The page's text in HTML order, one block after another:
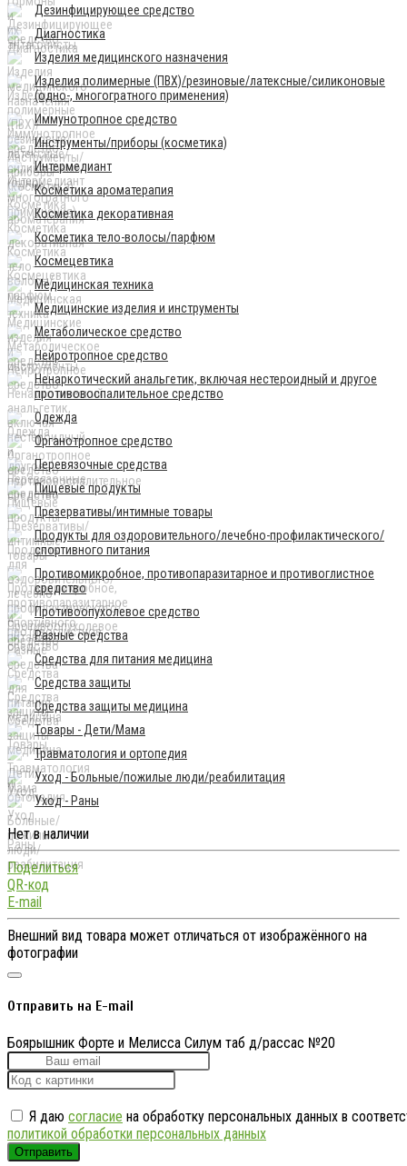
Дезинфицирующее средство
Диагностика
Изделия медицинского назначения
Изделия полимерные (ПВХ)/резиновые/латексные/силиконовые
(одно-, многогратного применения)
Иммунотропное средство
Инструменты/приборы (косметика)
Интермедиант
Косметика ароматерапия
Косметика декоративная
Косметика тело-волосы/парфюм
Космецевтика
Медицинская техника
Медицинские изделия и инструменты
Метаболическое средство
Нейротропное средство
Ненаркотический анальгетик, включая нестероидный и другое
противовоспалительное средство
Одежда
Органотропное средство
Перевязочные средства
Пищевые продукты
Презервативы/интимные товары
Продукты для оздоровительного/лечебно-профилактического/
спортивного питания
Противомикробное, противопаразитарное и противоглистное
средство
Противоопухолевое средство
Разные средства
Средства для питания медицина
Средства защиты
Средства защиты медицина
Товары - Дети/Мама
Травматология и ортопедия
Уход - Больные/пожилые люди/реабилитация
Уход - Раны
Нет в наличии
Поделиться
QR-код
E-mail
Внешний вид товара может отличаться от изображённого на
фотографии
Отправить на E-mail
Боярышник Форте и Мелисса Силум таб д/рассас №20
Я даю согласие на обработку персональных данных в
политикой обработки персональных данных
Отправить